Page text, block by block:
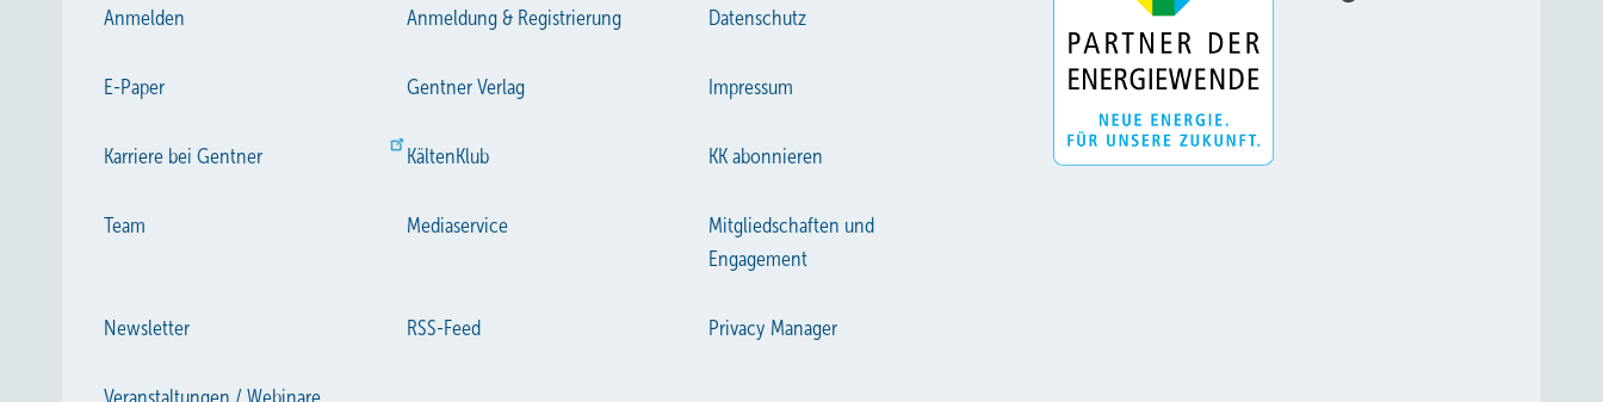
Anmelden Anmeldung & Registrierung Datenschutz
E-Paper Gentner Verlag Impressum
Karriere bei Gentner KältenKlub KK abonnieren
Team Mediaservice
Mitgliedschaften und
Engagement
Newsletter RSS-Feed Privacy Manager